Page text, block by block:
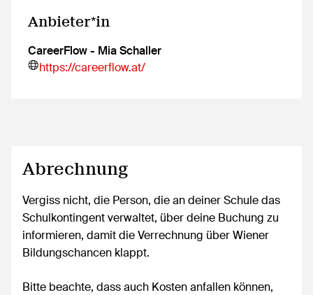
Anbieter*in
CareerFlow - Mia Schaller
https://careerflow.at/
Abrechnung
Vergiss nicht, die Person, die an deiner Schule das
Schulkontingent verwaltet, über deine Buchung zu
informieren, damit die Verrechnung über Wiener
Bildungschancen klappt.
Bitte beachte, dass auch Kosten anfallen können,